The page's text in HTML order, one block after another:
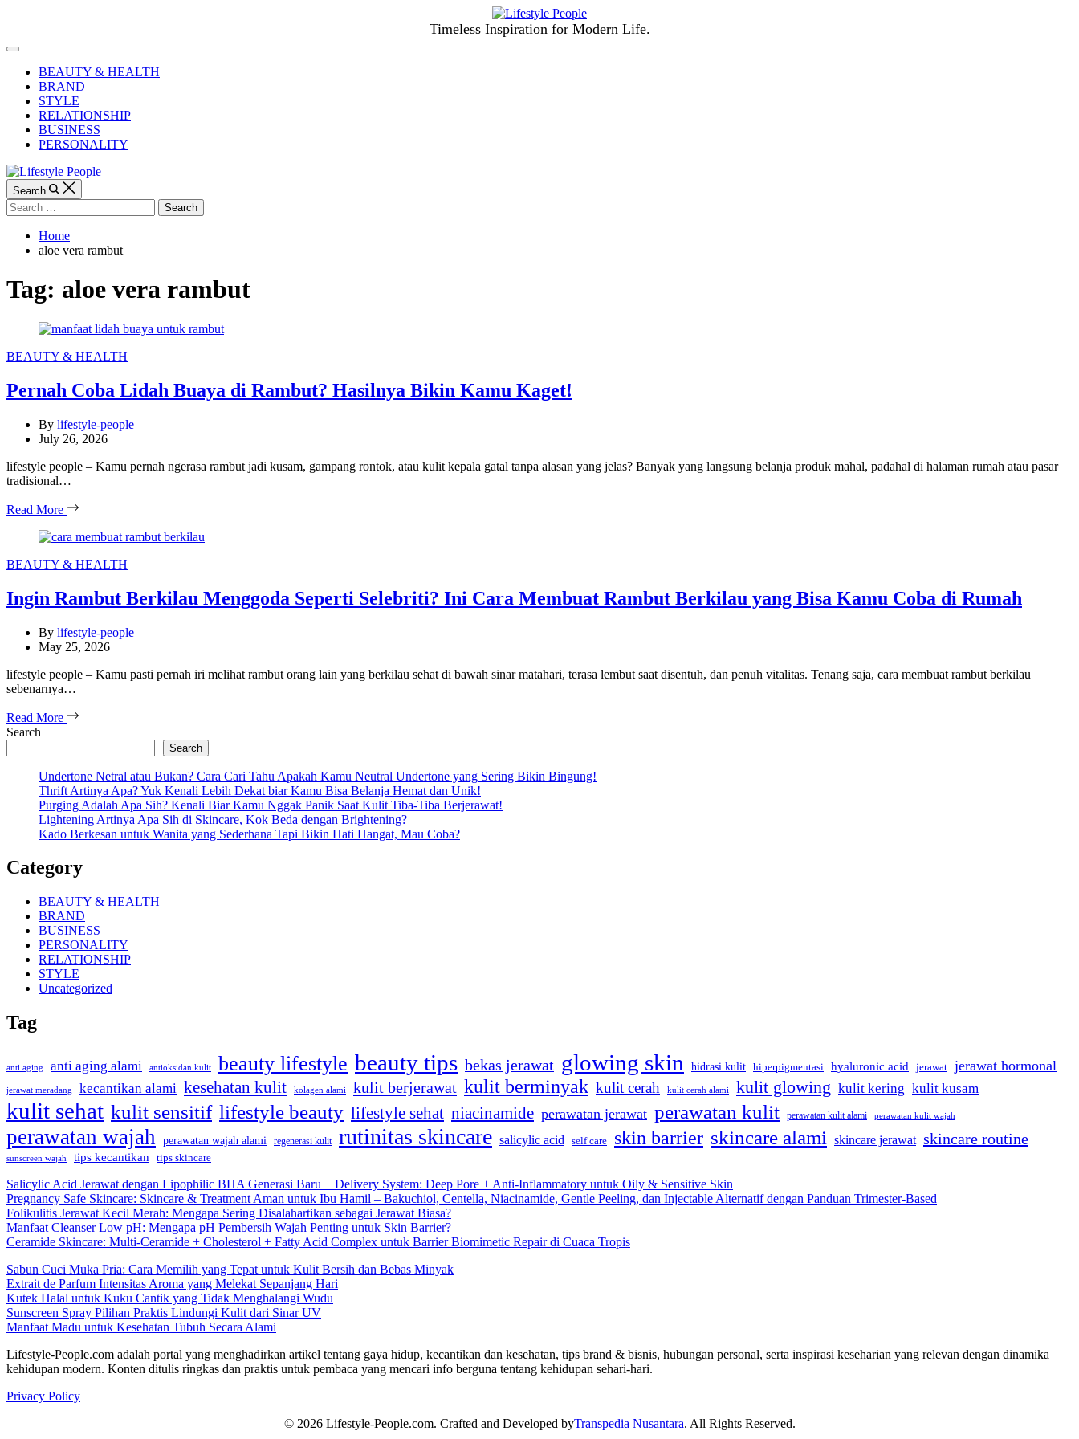
Timeless Inspiration for Modern Life.
Off
CanvasBEAUTY & HEALTH
BRAND
STYLE
RELATIONSHIP
BUSINESS
PERSONALITY
Search
Search
for:
Home
aloe vera rambut
Tag: aloe vera rambut
Categories
BEAUTY & HEALTH
Pernah Coba Lidah Buaya di Rambut? Hasilnya Bikin Kamu Kaget!
By lifestyle-people
July 26, 2026
lifestyle people – Kamu pernah ngerasa rambut jadi kusam, gampang rontok, atau kulit kepala gatal tanpa alasan yang jelas? Banyak yang langsung belanja produk mahal, padahal di halaman rumah atau pasar
tradisional…
Read More
Categories
BEAUTY & HEALTH
Ingin Rambut Berkilau Menggoda Seperti Selebriti? Ini Cara Membuat Rambut Berkilau yang Bisa Kamu Coba di Rumah
By lifestyle-people
May 25, 2026
lifestyle people – Kamu pasti pernah iri melihat rambut orang lain yang berkilau sehat di bawah sinar matahari, terasa lembut saat disentuh, dan penuh vitalitas. Tenang saja, cara membuat rambut berkilau
sebenarnya…
Read More
Search
Search
Undertone Netral atau Bukan? Cara Cari Tahu Apakah Kamu Neutral Undertone yang Sering Bikin Bingung!
Thrift Artinya Apa? Yuk Kenali Lebih Dekat biar Kamu Bisa Belanja Hemat dan Unik!
Purging Adalah Apa Sih? Kenali Biar Kamu Nggak Panik Saat Kulit Tiba-Tiba Berjerawat!
Lightening Artinya Apa Sih di Skincare, Kok Beda dengan Brightening?
Kado Berkesan untuk Wanita yang Sederhana Tapi Bikin Hati Hangat, Mau Coba?
Category
BEAUTY & HEALTH
BRAND
BUSINESS
PERSONALITY
RELATIONSHIP
STYLE
Uncategorized
Tag
anti aging anti aging alami antioksidan kulit beauty lifestyle beauty tips bekas jerawat glowing skin hidrasi kulit hiperpigmentasi hyaluronic acid jerawat jerawat hormonal
jerawat meradang kecantikan alami kesehatan kulit kolagen alami kulit berjerawat kulit berminyak kulit cerah kulit cerah alami kulit glowing kulit kering kulit kusam
kulit sehat kulit sensitif lifestyle beauty lifestyle sehat niacinamide perawatan jerawat perawatan kulit perawatan kulit alami perawatan kulit wajah
perawatan wajah perawatan wajah alami regenerasi kulit rutinitas skincare salicylic acid self care skin barrier skincare alami skincare jerawat skincare routine
sunscreen wajah tips kecantikan tips skincare
Salicylic Acid Jerawat dengan Lipophilic BHA Generasi Baru + Delivery System: Deep Pore + Anti-Inflammatory untuk Oily & Sensitive Skin
Pregnancy Safe Skincare: Skincare & Treatment Aman untuk Ibu Hamil – Bakuchiol, Centella, Niacinamide, Gentle Peeling, dan Injectable Alternatif dengan Panduan Trimester-Based
Folikulitis Jerawat Kecil Merah: Mengapa Sering Disalahartikan sebagai Jerawat Biasa?
Manfaat Cleanser Low pH: Mengapa pH Pembersih Wajah Penting untuk Skin Barrier?
Ceramide Skincare: Multi-Ceramide + Cholesterol + Fatty Acid Complex untuk Barrier Biomimetic Repair di Cuaca Tropis
Sabun Cuci Muka Pria: Cara Memilih yang Tepat untuk Kulit Bersih dan Bebas Minyak
Extrait de Parfum Intensitas Aroma yang Melekat Sepanjang Hari
Kutek Halal untuk Kuku Cantik yang Tidak Menghalangi Wudu
Sunscreen Spray Pilihan Praktis Lindungi Kulit dari Sinar UV
Manfaat Madu untuk Kesehatan Tubuh Secara Alami
Lifestyle-People.com adalah portal yang menghadirkan artikel tentang gaya hidup, kecantikan dan kesehatan, tips brand & bisnis, hubungan personal, serta inspirasi keseharian yang relevan dengan dinamika
kehidupan modern. Konten ditulis ringkas dan praktis untuk pembaca yang mencari info berguna tentang kehidupan sehari-hari.
Privacy Policy
© 2026 Lifestyle-People.com. Crafted and Developed byTranspedia Nusantara. All Rights Reserved.